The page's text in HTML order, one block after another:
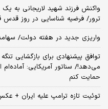
واکنش فرزند شهید لاریجانی به
ترور/ فرضیه شناسایی در روز
واریزی جدید در هفته دولت/
می‌دهد!/ سناتور آمریکایی:
حمایت کنم
توئیت تازه ترامپ علیه ایران +